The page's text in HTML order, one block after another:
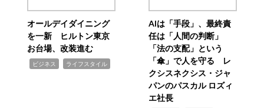
オールデイダイニング
を一新 ヒルトン東京
お台場、改装進む
ビジネス ライフスタイル
AIは「手段」、最終責
任は「人間の判断」
「法の支配」という
「傘」で人を守る レ
クシスネクシス・ジャ
パンのパスカル ロズィ
エ社長